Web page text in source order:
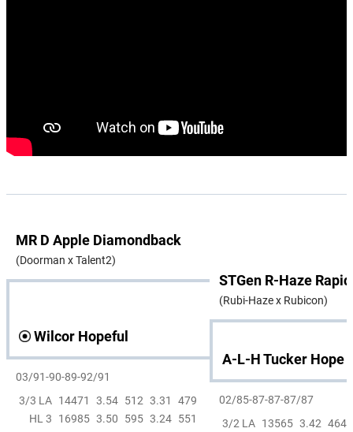
MR D Apple Diamondback
(Doorman x Talent2)
Wilcor Hopeful
03/91-90-89-92/91
3/3 LA 14471 3.54 512 3.31
479
HL 3
16985 3.50 595 3.24 551
STGen R-Haze Rapid
(Rubi-Haze x Rubicon)
A-L-H Tucker Hope
02/85-87-87-87/87
3/2 LA 13565 3.42 464